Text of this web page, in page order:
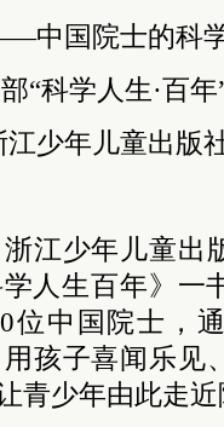
中国院士的科
“科学人生·百
江少年儿童出版
江少年儿童出
人生百年》一
位中国院士，
孩子喜闻乐见
青少年由此走